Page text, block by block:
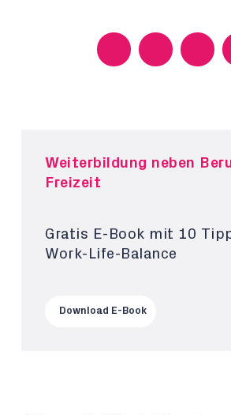
Weiterbildung neben
Freizeit
Gratis E-Book mit 10
Work-Life-Balance
Download E-Book